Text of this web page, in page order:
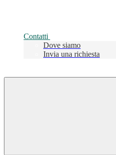
Contatti
Dove siamo
Invia una richiesta